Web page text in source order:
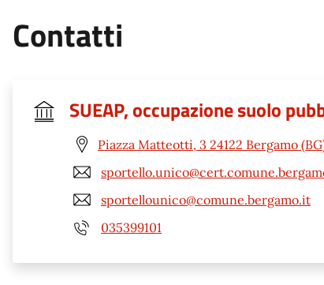
Contatti
SUEAP, occupazione suolo
Piazza Matteotti, 3 24122 Bergamo
sportellounico@comune.bergamo.it
035399101